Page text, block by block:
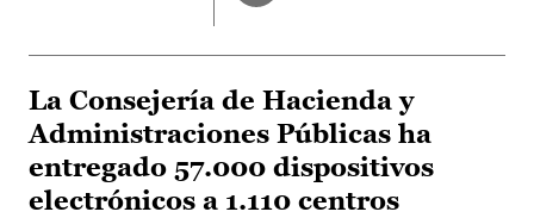
La Consejería de Hacienda y
Administraciones Públicas ha
entregado 57.000 dispositivos
electrónicos a 1.110 centros